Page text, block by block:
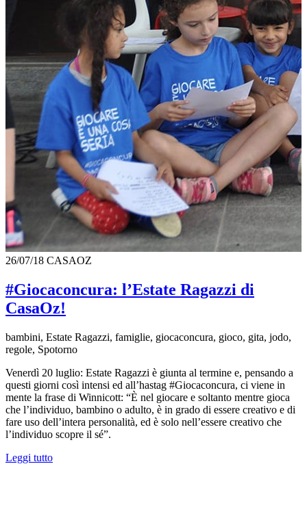
26/07/18 CASAOZ
#Giocaconcura: l’Estate Ragazzi di
CasaOz!
bambini, Estate Ragazzi, famiglie, giocaconcura, gioco, gita, jodo,
regole, Spotorno
Venerdì 20 luglio: Estate Ragazzi è giunta al termine e, pensando a
questi giorni così intensi ed all’hastag #Giocaconcura, ci viene in
mente la frase di Winnicott: “È nel giocare e soltanto mentre gioca
che l’individuo, bambino o adulto, è in grado di essere creativo e di
fare uso dell’intera personalità, ed è solo nell’essere creativo che
l’individuo scopre il sé”.
Leggi tutto